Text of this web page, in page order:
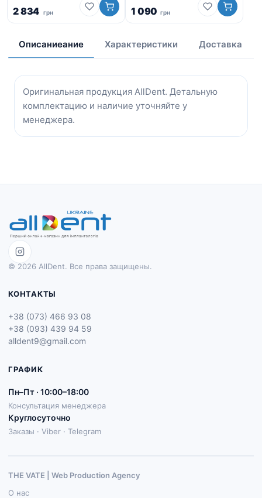
2 834 грн 1 090 грн
Описаниеание Характеристики Доставка
Оригинальная продукция AllDent. Детальную
комплектацию и наличие уточняйте у
менеджера.
© 2026 AllDent. Все права защищены.
КОНТАКТЫ
+38 (073) 466 93 08
+38 (093) 439 94 59
alldent9@gmail.com
ГРАФИК
Пн–Пт · 10:00–18:00
Консультация менеджера
Круглосуточно
Заказы · Viber · Telegram
THE VATE | Web Production Agenсy
О нас